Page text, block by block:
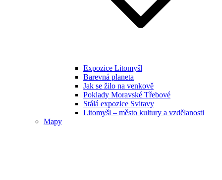
Expozice Litomyšl
Barevná planeta
Jak se žilo na venkově
Poklady Moravské Třebové
Stálá expozice Svitavy
Litomyšl – město kultury a vzdělanosti
Mapy